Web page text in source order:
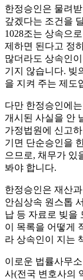
한정승인은 물려
갚겠다는 조건을
1028조는 상속으
제하면 된다고 정
많더라도 상속인
기지 않습니다. 빚
을 지켜 주는 제도
다만 한정승인에
개시된 사실을 안
가정법원에 신고
기면 단순승인을
으므로, 채무가 있
봐야 합니다.
한정승인은 재산
안심상속 원스톱
납 등 자료로 빚을
이 목록을 어떻게
라 상속인이 지는
이로운 법률사무
사(전국 변호사의